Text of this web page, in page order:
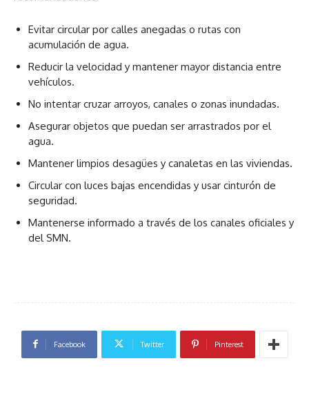
Evitar circular por calles anegadas o rutas con
acumulación de agua.
Reducir la velocidad y mantener mayor distancia entre
vehículos.
No intentar cruzar arroyos, canales o zonas inundadas.
Asegurar objetos que puedan ser arrastrados por el
agua.
Mantener limpios desagües y canaletas en las viviendas.
Circular con luces bajas encendidas y usar cinturón de
seguridad.
Mantenerse informado a través de los canales oficiales y
del SMN.
Facebook Twitter Pinterest